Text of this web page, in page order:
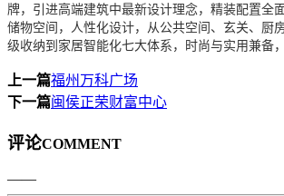
牌，引进高端建筑中最新设计理念，精装配置全
储物空间，人性化设计，从公共空间、玄关、厨
级收纳到家居智能化七大体系，时尚与实用兼备
上一篇福州万科广场
下一篇闽侯正荣财富中心
评论COMMENT
——